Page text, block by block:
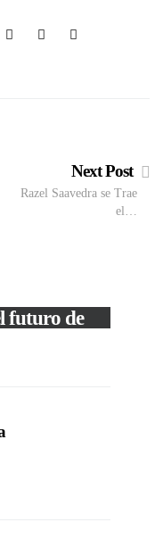
Next Post
Razel Saavedra se Trae
el…
futuro de